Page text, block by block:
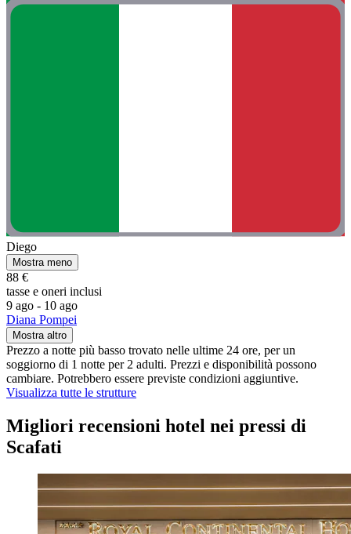
Diego
Mostra meno
88 €
tasse e oneri inclusi
9 ago - 10 ago
Diana Pompei
Mostra altro
Prezzo a notte più basso trovato nelle ultime 24 ore, per un
soggiorno di 1 notte per 2 adulti. Prezzi e disponibilità possono
cambiare. Potrebbero essere previste condizioni aggiuntive.
Visualizza tutte le strutture
Migliori recensioni hotel nei pressi di
Scafati